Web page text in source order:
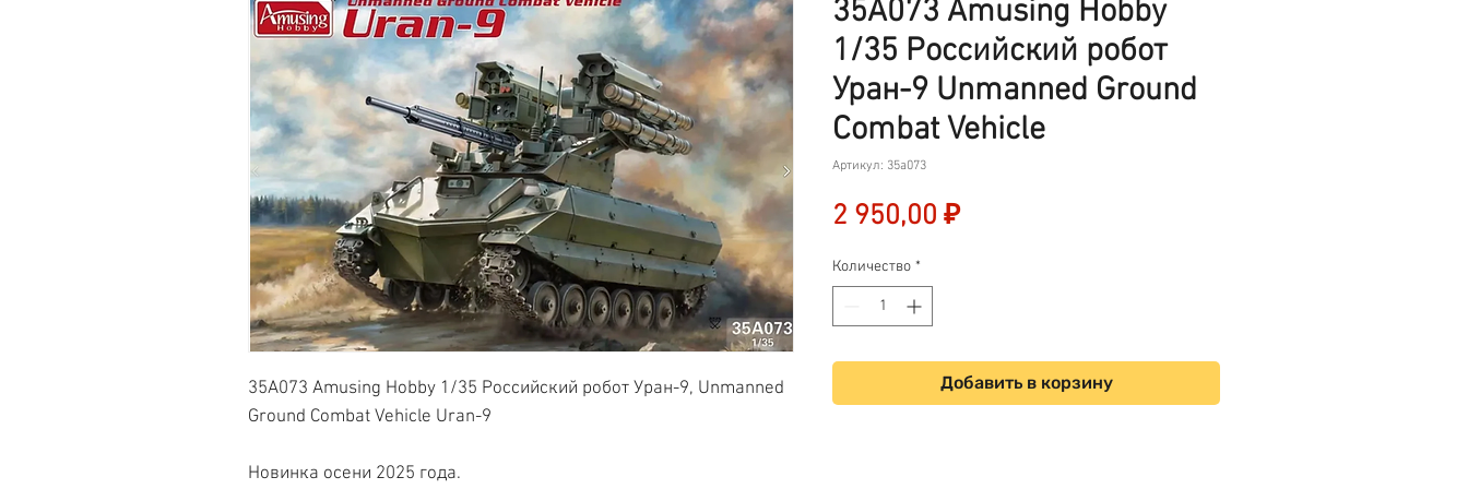
35A073 Amusing Hobby 1/35 Российский робот Уран-9, Unmanned
Ground Combat Vehicle Uran-9
Новинка осени 2025 года.
35A073 Amusing Hobby
1/35 Российский робот
Уран-9 Unmanned Ground
Combat Vehicle
Артикул: 35a073
2 950,00 ₽Цена
Количество *
Добавить в корзину